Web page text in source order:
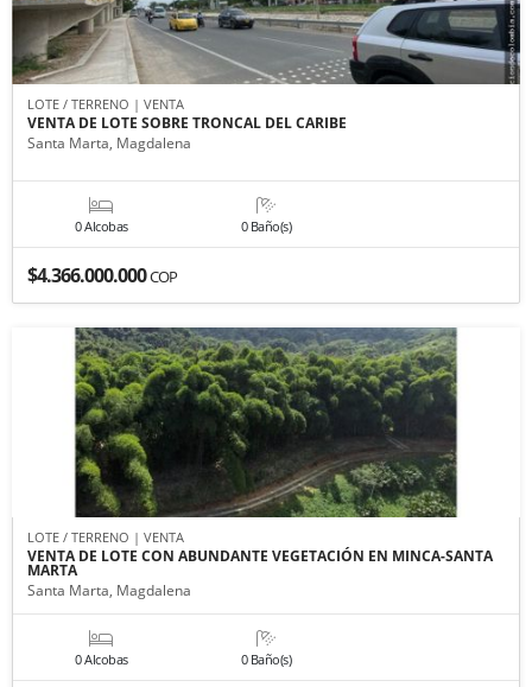
LOTE / TERRENO | VENTA
VENTA DE LOTE SOBRE TRONCAL DEL CARIBE
Santa Marta, Magdalena
0 Alcobas 0 Baño(s)
$4.366.000.000COP
LOTE / TERRENO | VENTA
VENTA DE LOTE CON ABUNDANTE VEGETACIÓN EN MINCA-SANTA
MARTA
Santa Marta, Magdalena
0 Alcobas 0 Baño(s)